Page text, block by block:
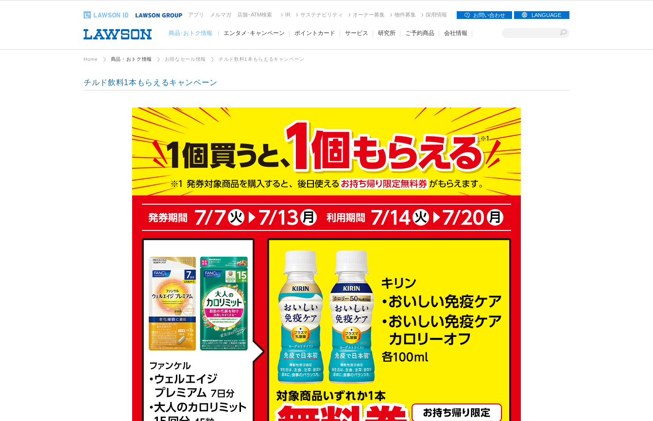
アプリ メルマガ 店舗･ATM検索 IR サステナビリティ オーナー募集 物件募集 採用情報 お問い合わせ LANGUAGE
商品･おトク情報 エンタメ･キャンペーン ポイントカード サービス 研究所 ご予約商品 会社情報
Home 商品・おトク情報 お得なセール情報 チルド飲料1本もらえるキャンペーン
チルド飲料1本もらえるキャンペーン